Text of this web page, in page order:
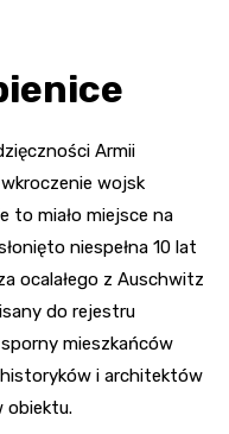
Armii
wojsk
to miało miejsce na
niespełna 10 lat
ocalałego z Auschwitz
do rejestru
mieszkańców
historyków i architektów
obiektu.